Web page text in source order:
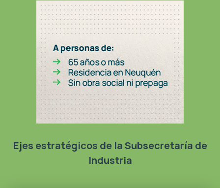
Ejes estratégicos de la Subsecretaría de
Industria